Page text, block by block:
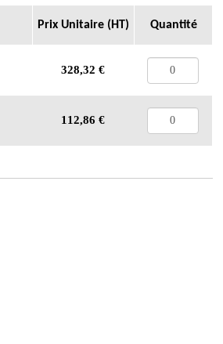
Prix Unitaire (HT) Quantité
328,32 €
112,86 €